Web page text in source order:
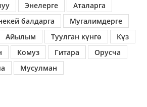
Энелерге
Аталарга
балдарга
Мугалимдерге
Айылым Туулган күнгө
Күз
Комуз Гитара
Орусча
Мусулман